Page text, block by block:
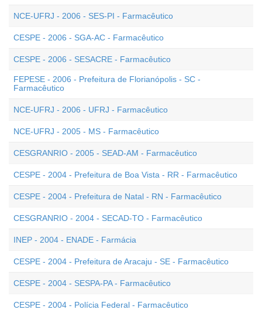
NCE-UFRJ - 2006 - SES-PI - Farmacêutico
CESPE - 2006 - SGA-AC - Farmacêutico
CESPE - 2006 - SESACRE - Farmacêutico
FEPESE - 2006 - Prefeitura de Florianópolis - SC -
Farmacêutico
NCE-UFRJ - 2006 - UFRJ - Farmacêutico
NCE-UFRJ - 2005 - MS - Farmacêutico
CESGRANRIO - 2005 - SEAD-AM - Farmacêutico
CESPE - 2004 - Prefeitura de Boa Vista - RR - Farmacêutico
CESPE - 2004 - Prefeitura de Natal - RN - Farmacêutico
CESGRANRIO - 2004 - SECAD-TO - Farmacêutico
INEP - 2004 - ENADE - Farmácia
CESPE - 2004 - Prefeitura de Aracaju - SE - Farmacêutico
CESPE - 2004 - SESPA-PA - Farmacêutico
CESPE - 2004 - Polícia Federal - Farmacêutico